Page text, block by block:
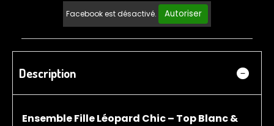
Facebook est désactivé. Autoriser
Description
Ensemble Fille Léopard Chic – Top Blanc &